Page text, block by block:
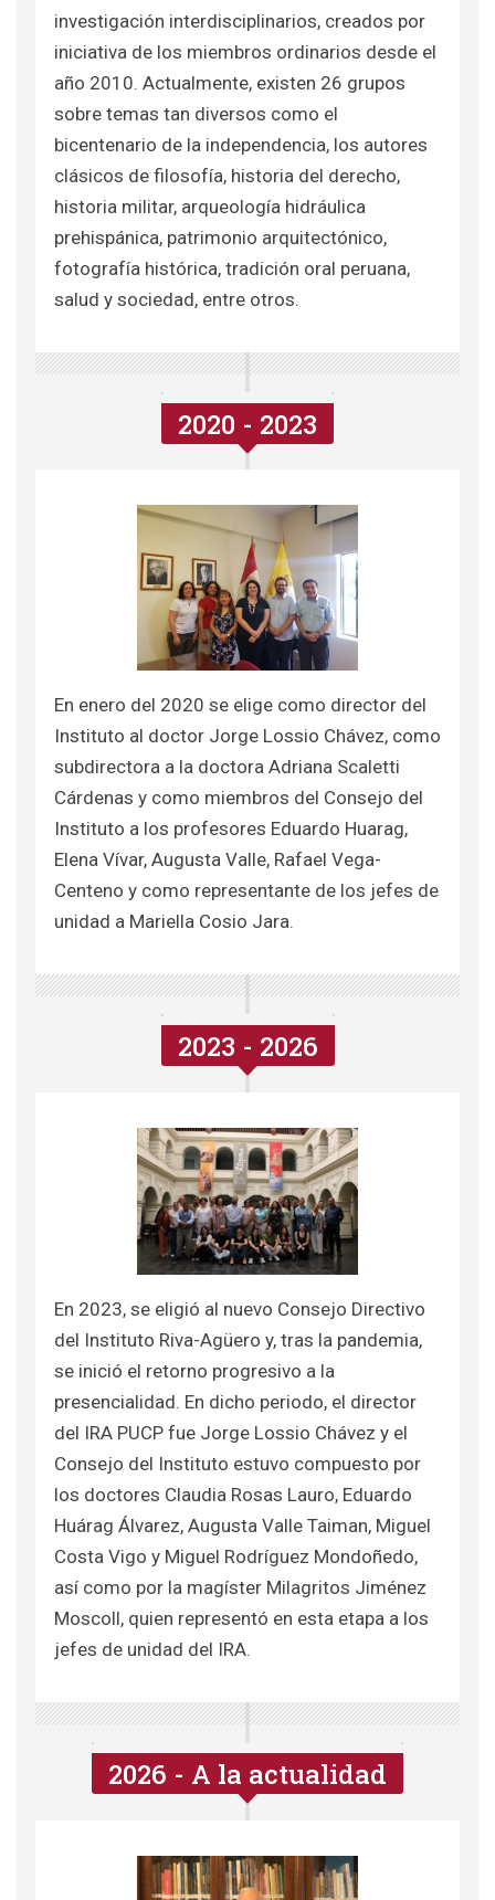
investigación interdisciplinarios, creados por
iniciativa de los miembros ordinarios desde el
año 2010. Actualmente, existen 26 grupos
sobre temas tan diversos como el
bicentenario de la independencia, los autores
clásicos de filosofía, historia del derecho,
historia militar, arqueología hidráulica
prehispánica, patrimonio arquitectónico,
fotografía histórica, tradición oral peruana,
salud y sociedad, entre otros.
2020 - 2023
En enero del 2020 se elige como director del
Instituto al doctor Jorge Lossio Chávez, como
subdirectora a la doctora Adriana Scaletti
Cárdenas y como miembros del Consejo del
Instituto a los profesores Eduardo Huarag,
Elena Vívar, Augusta Valle, Rafael Vega-
Centeno y como representante de los jefes de
unidad a Mariella Cosio Jara.
2023 - 2026
En 2023, se eligió al nuevo Consejo Directivo
del Instituto Riva-Agüero y, tras la pandemia,
se inició el retorno progresivo a la
presencialidad. En dicho periodo, el director
del IRA PUCP fue Jorge Lossio Chávez y el
Consejo del Instituto estuvo compuesto por
los doctores Claudia Rosas Lauro, Eduardo
Huárag Álvarez, Augusta Valle Taiman, Miguel
Costa Vigo y Miguel Rodríguez Mondoñedo,
así como por la magíster Milagritos Jiménez
Moscoll, quien representó en esta etapa a los
jefes de unidad del IRA.
2026 - A la actualidad